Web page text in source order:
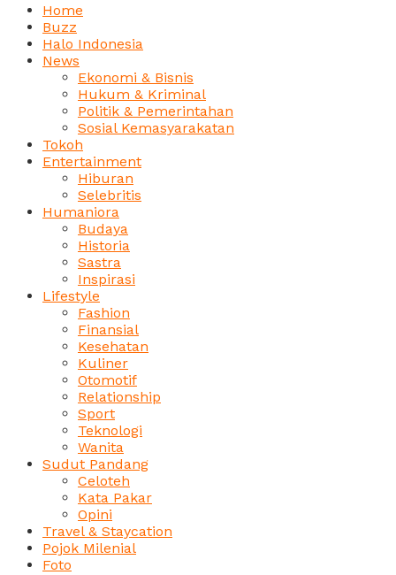
Home
Buzz
Halo Indonesia
News
Ekonomi & Bisnis
Hukum & Kriminal
Politik & Pemerintahan
Sosial Kemasyarakatan
Tokoh
Entertainment
Hiburan
Selebritis
Humaniora
Budaya
Historia
Sastra
Inspirasi
Lifestyle
Fashion
Finansial
Kesehatan
Kuliner
Otomotif
Relationship
Sport
Teknologi
Wanita
Sudut Pandang
Celoteh
Kata Pakar
Opini
Travel & Staycation
Pojok Milenial
Foto